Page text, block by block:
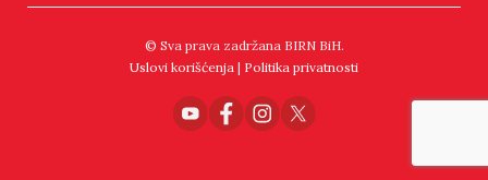
© Sva prava zadržana BIRN BiH.
Uslovi korišćenja | Politika privatnosti